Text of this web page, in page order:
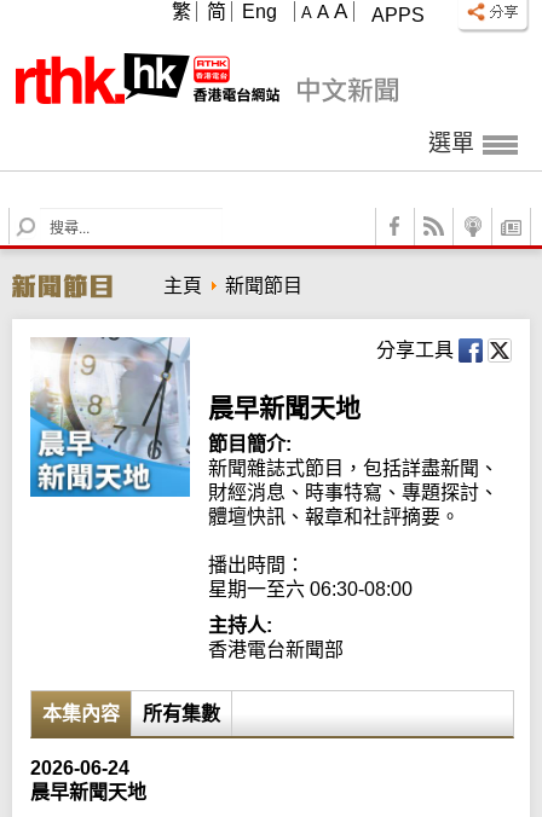
APPS
A A A
繁 简 Eng
選單
S
e
r
c
h
主頁 新聞節目
分享工具
晨早新聞天地
節目簡介:
新聞雜誌式節目，包括詳盡新聞、
財經消息、時事特寫、專題探討、
體壇快訊、報章和社評摘要。
播出時間：
星期一至六 06:30-08:00
主持人:
香港電台新聞部
本集內容 所有集數
2026-06-24
晨早新聞天地